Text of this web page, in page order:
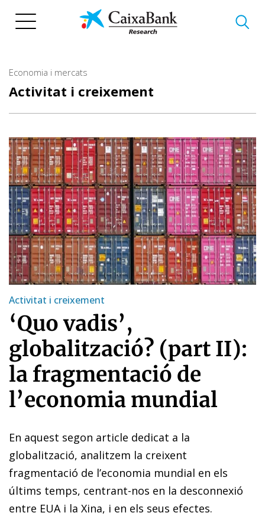
Economia i mercats
Activitat i creixement
Activitat i creixement
‘Quo vadis’,
globalització? (part II):
la fragmentació de
l’economia mundial
En aquest segon article dedicat a la
globalització, analitzem la creixent
fragmentació de l’economia mundial en els
últims temps, centrant-nos en la desconnexió
entre EUA i la Xina, i en els seus efectes.